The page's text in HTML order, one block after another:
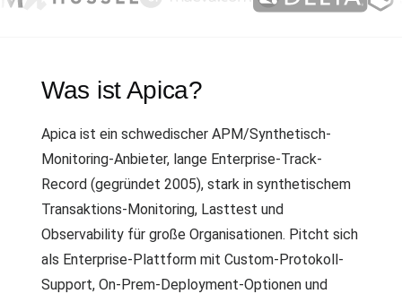
Was ist Apica?
Apica ist ein schwedischer APM/Synthetisch-
Monitoring-Anbieter, lange Enterprise-Track-
Record (gegründet 2005), stark in synthetischem
Transaktions-Monitoring, Lasttest und
Observability für große Organisationen. Pitcht sich
als Enterprise-Plattform mit Custom-Protokoll-
Support, On-Prem-Deployment-Optionen und